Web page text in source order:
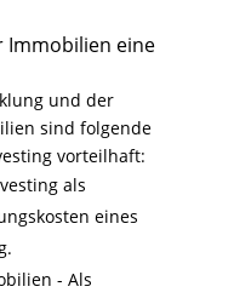
Immobilien eine
und der
sind folgende
vorteilhaft:
als
eines
- Als